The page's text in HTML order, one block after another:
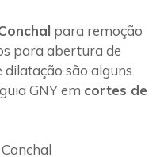
para remoção
para abertura de
dilatação são alguns
GNY em cortes de